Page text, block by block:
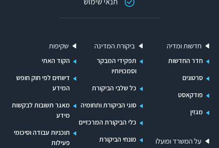
עמדות כל חברי ועדת ההיגוי. זאת על אף חשיבותה
ומרכזיותה של ועדת ההיגוי בתהליכי קבלת ההחלטות
הקשורות לקידום הרכבת הקלה והבקרה על נת"ע כמי
שמופקדת על ביצוע הפרויקט, ועל אף המשמעויות
הכספיות כבדות המשקל שיש להחלטותיה.
הימשכות הליכי מכרז הקרונות
הליכי מכרז הקרונות לרכישת 90 קרונות נמשכו כשלוש
חדשות ומדיה
חדר החדשות
סרטונים
פודקאסט
מגזין
על המשרד ופועלו
ביקורת המדינה
תפקידי המבקר
וסמכויותיו
כל שלבי הביקורת
סוגי הביקורת ותחומיה
כלי הביקורת המרכזיים
מונחי הביקורת
שקיפות
הקוד האתי
דיווחים לפי חוק חופש
המידע
מאגר תשובות לבקשות
מידע
תוכניות עבודה וסיכומי
פעילות